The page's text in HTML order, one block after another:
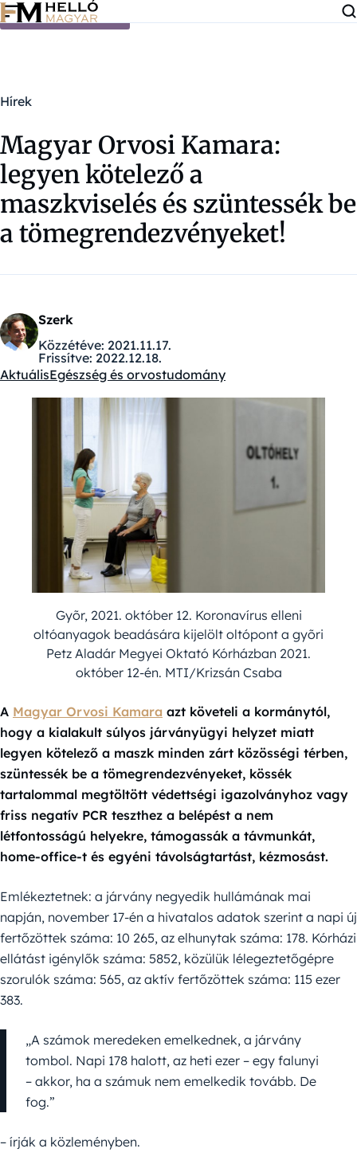
Ugrás a tartalomra
Hírek
Magyar Orvosi Kamara:
legyen kötelező a
maszkviselés és szüntessék be
a tömegrendezvényeket!
Szerk
Közzétéve: 2021.11.17.
Frissítve: 2022.12.18.
Kategóriák:
AktuálisEgészség és orvostudomány
Gyõr, 2021. október 12. Koronavírus elleni
oltóanyagok beadására kijelölt oltópont a gyõri
Petz Aladár Megyei Oktató Kórházban 2021.
október 12-én. MTI/Krizsán Csaba
A Magyar Orvosi Kamara azt követeli a kormánytól,
hogy a kialakult súlyos járványügyi helyzet miatt
legyen kötelező a maszk minden zárt közösségi térben,
szüntessék be a tömegrendezvényeket, kössék
tartalommal megtöltött védettségi igazolványhoz vagy
friss negatív PCR teszthez a belépést a nem
létfontosságú helyekre, támogassák a távmunkát,
home-office-t és egyéni távolságtartást, kézmosást.
Emlékeztetnek: a járvány negyedik hullámának mai
napján, november 17-én a hivatalos adatok szerint a napi új
fertőzöttek száma: 10 265, az elhunytak száma: 178. Kórházi
ellátást igénylők száma: 5852, közülük lélegeztetőgépre
szorulók száma: 565, az aktív fertőzöttek száma: 115 ezer
383.
„A számok meredeken emelkednek, a járvány
tombol. Napi 178 halott, az heti ezer – egy falunyi
– akkor, ha a számuk nem emelkedik tovább. De
fog.”
– írják a közleményben.